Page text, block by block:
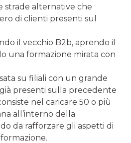
strade alternative che
di clienti presenti sul
il vecchio B2b, aprendo il
una formazione mirata con
su filiali con un grande
presenti sulla precedente
nel caricare 50 o più
all’interno della
da rafforzare gli aspetti di